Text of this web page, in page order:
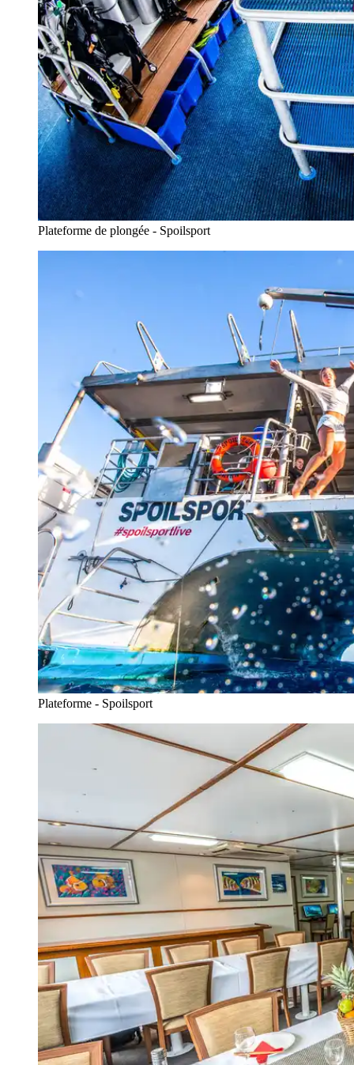
Plateforme de plongée - Spoilsport
Plateforme - Spoilsport